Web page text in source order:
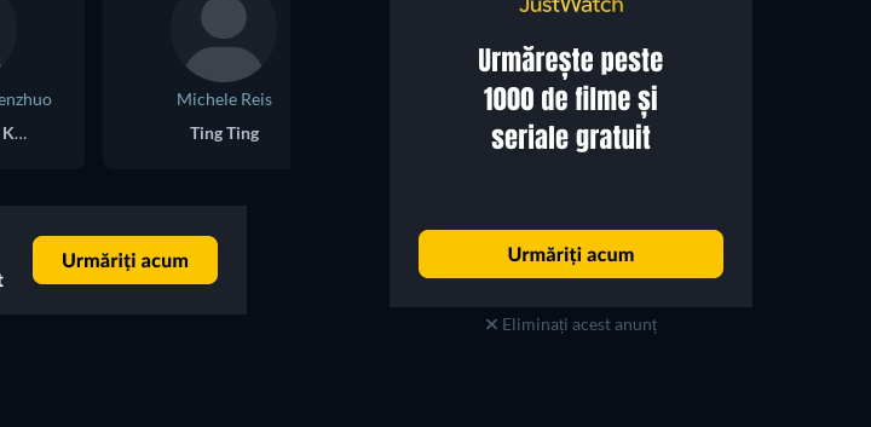
Eliminați acest anunț
The Governor of Kau Man
Michele Reis
Ting Ting
Paul Chu Kong
Fong Tuk